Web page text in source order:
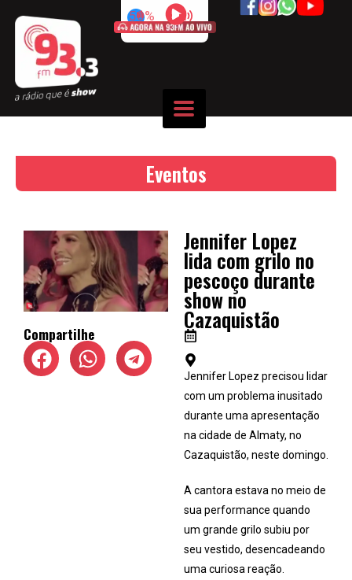
50%
Eventos
Compartilhe
Jennifer Lopez
lida com grilo no
pescoço durante
show no
Cazaquistão
Jennifer Lopez precisou lidar
com um problema inusitado
durante uma apresentação
na cidade de Almaty, no
Cazaquistão, neste domingo.
A cantora estava no meio de
sua performance quando
um grande grilo subiu por
seu vestido, desencadeando
uma curiosa reação.